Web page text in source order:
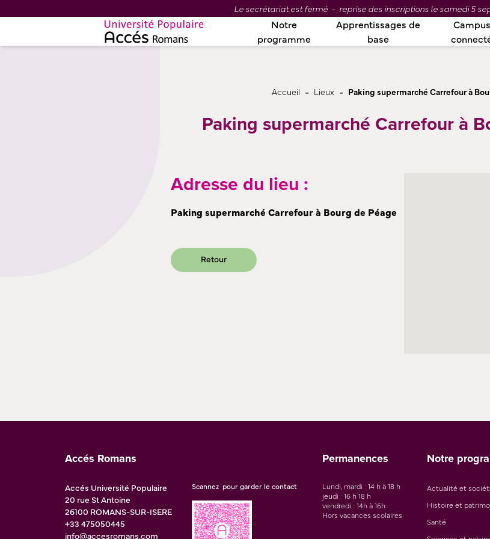
Le secrétariat est fermé - reprise des inscriptions le samedi 5
Notre
programme
Apprentissages de
base
Campus
Accueil - Lieux- Paking supermarché Carrefour à
Paking supermarché Carrefour à
Adresse du lieu :
Paking supermarché Carrefour à Bourg de Péage
Retour
Accés Romans
Accés Université Populaire
20 rue St Antoine
26100 ROMANS-SUR-ISERE
+33 475050445
info@accesromans.com
Scannez pour garder le contact
Permanences
Lundi, mardi : 14 h à 18 h
jeudi : 16 h 18 h
vendredi : 14h à 16h
Hors vacances scolaires
Notre
Actualité et
Histoire et
Santé